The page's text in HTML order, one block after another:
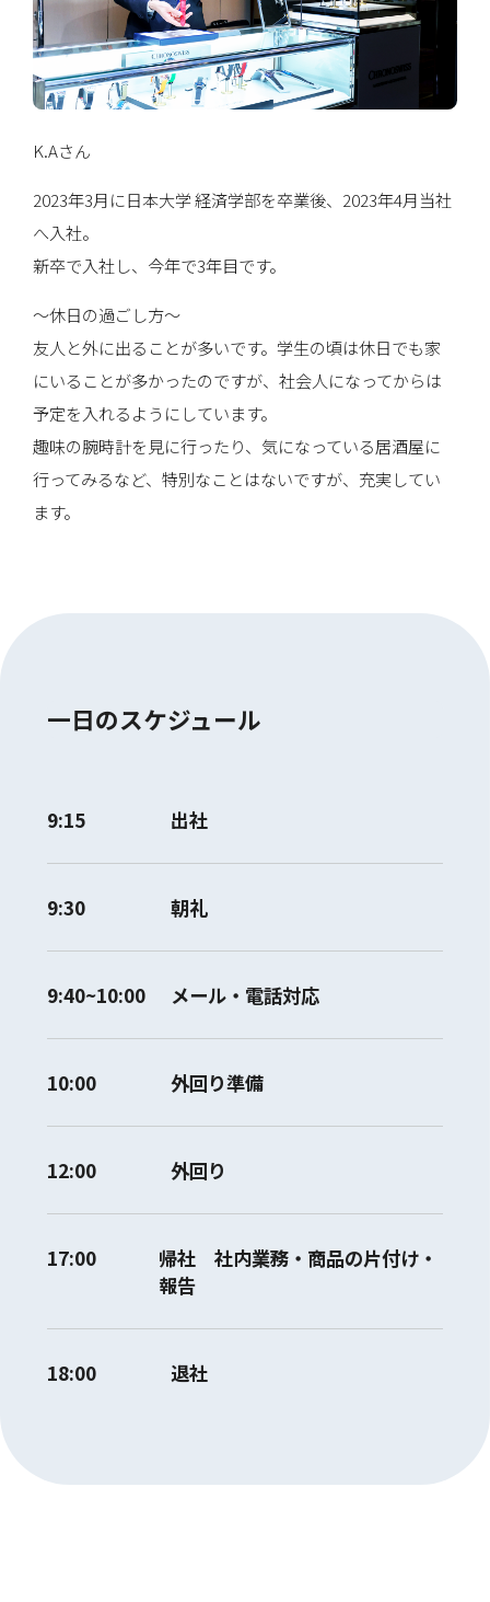
K.Aさん
2023年3月に日本大学 経済学部を卒業後、2023年4月当社
へ入社。
新卒で入社し、今年で3年目です。
〜休日の過ごし方〜
友人と外に出ることが多いです。学生の頃は休日でも家
にいることが多かったのですが、社会人になってからは
予定を入れるようにしています。
趣味の腕時計を見に行ったり、気になっている居酒屋に
行ってみるなど、特別なことはないですが、充実してい
ます。
一日のスケジュール
9:15 出社
9:30 朝礼
9:40~10:00 メール・電話対応
10:00 外回り準備
12:00 外回り
17:00
帰社 社内業務・商品の片付け・
報告
18:00 退社